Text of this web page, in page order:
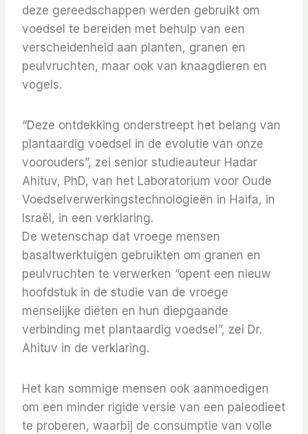
deze gereedschappen werden gebruikt om
voedsel te bereiden met behulp van een
verscheidenheid aan planten, granen en
peulvruchten, maar ook van knaagdieren en
vogels.
“Deze ontdekking onderstreept het belang van
plantaardig voedsel in de evolutie van onze
voorouders”, zei senior studieauteur Hadar
Ahituv, PhD, van het Laboratorium voor Oude
Voedselverwerkingstechnologieën in Haifa, in
Israël, in een verklaring.
De wetenschap dat vroege mensen
basaltwerktuigen gebruikten om granen en
peulvruchten te verwerken “opent een nieuw
hoofdstuk in de studie van de vroege
menselijke diëten en hun diepgaande
verbinding met plantaardig voedsel”, zei Dr.
Ahituv in de verklaring.
Het kan sommige mensen ook aanmoedigen
om een ​​minder rigide versie van een paleodieet
te proberen, waarbij de consumptie van volle